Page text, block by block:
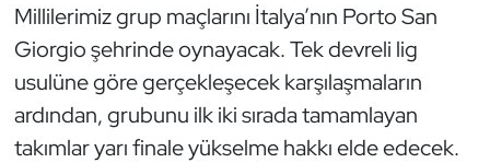
Millilerimiz grup maçlarını İtalya’nın Porto San
Giorgio şehrinde oynayacak. Tek devreli lig
usulüne göre gerçekleşecek karşılaşmaların
ardından, grubunu ilk iki sırada tamamlayan
takımlar yarı finale yükselme hakkı elde edecek.
Optimist
Oryantiring
Özel Sporcular